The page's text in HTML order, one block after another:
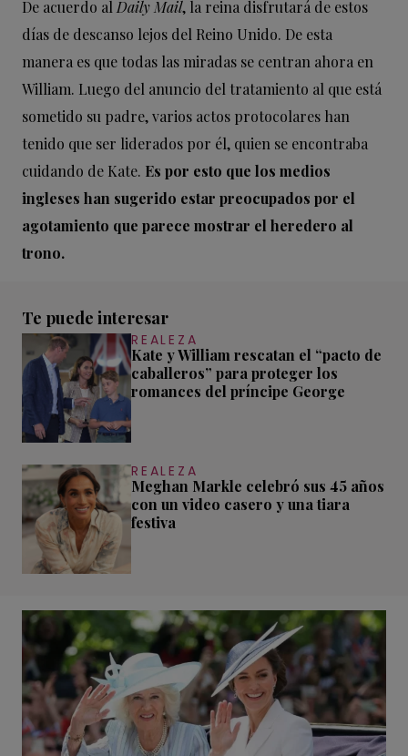
De acuerdo alDaily Mail, la reina disfrutará de estos
días de descanso lejos del Reino Unido. De esta
manera es que todas las miradas se centran ahora en
William. Luego del anuncio del tratamiento al que está
sometido su padre, varios actos protocolares han
tenido que ser liderados por él, quien se encontraba
cuidando de Kate. Es por esto que los medios
ingleses han sugerido estar preocupados por el
agotamiento que parece mostrar el heredero al
trono.
Te puede interesar
REALEZA
Kate y William rescatan el “pacto de
caballeros” para proteger los
romances del príncipe George
REALEZA
Meghan Markle celebró sus 45 años
con un video casero y una tiara
festiva